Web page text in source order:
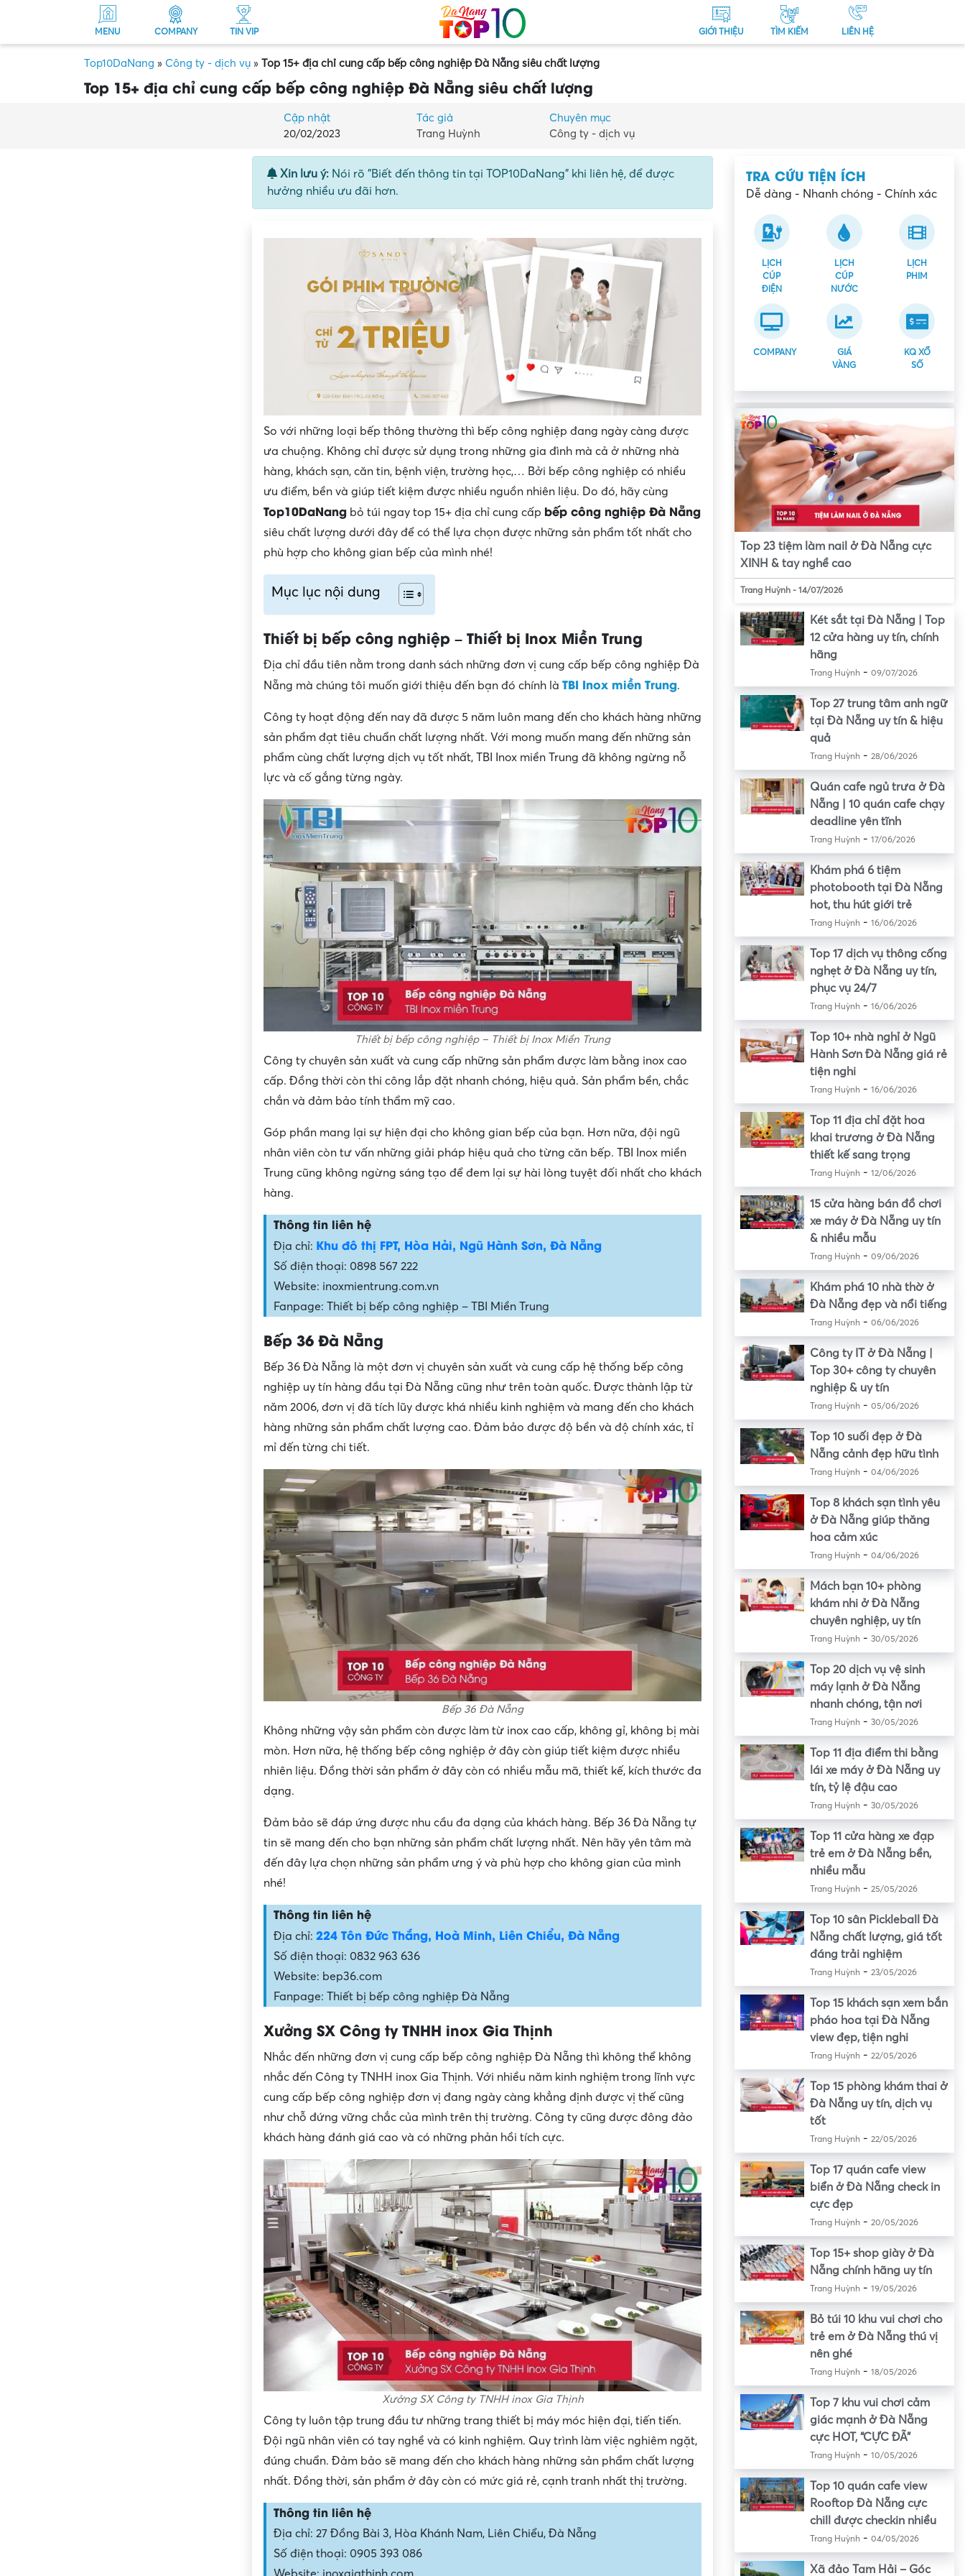
MENU COMPANY TIN VIP GIỚI THIỆU TÌM KIẾM LIÊN HỆ
Top10DaNang » Công ty - dịch vụ » Top 15+ địa chỉ cung cấp bếp công nghiệp Đà Nẵng siêu chất lượng
Top 15+ địa chỉ cung cấp bếp công nghiệp Đà Nẵng siêu chất lượng
Cập nhật
20/02/2023
Tác giả
Trang Huỳnh
Chuyên mục
Công ty - dịch vụ
Xin lưu ý: Nói rõ "Biết đến thông tin tại TOP10DaNang" khi liên hệ, để được
hưởng nhiều ưu đãi hơn.
So với những loại bếp thông thường thì bếp công nghiệp đang ngày càng được
ưa chuộng. Không chỉ được sử dụng trong những gia đình mà cả ở những nhà
hàng, khách sạn, căn tin, bệnh viện, trường học,… Bởi bếp công nghiệp có nhiều
ưu điểm, bền và giúp tiết kiệm được nhiều nguồn nhiên liệu. Do đó, hãy cùng
Top10DaNang bỏ túi ngay top 15+ địa chỉ cung cấp bếp công nghiệp Đà Nẵng
siêu chất lượng dưới đây để có thể lựa chọn được những sản phẩm tốt nhất cho
phù hợp cho không gian bếp của mình nhé!
Mục lục nội dung
Thiết bị bếp công nghiệp – Thiết bị Inox Miền Trung
Địa chỉ đầu tiên nằm trong danh sách những đơn vị cung cấp bếp công nghiệp Đà
Nẵng mà chúng tôi muốn giới thiệu đến bạn đó chính là TBI Inox miền Trung.
Công ty hoạt động đến nay đã được 5 năm luôn mang đến cho khách hàng những
sản phẩm đạt tiêu chuẩn chất lượng nhất. Với mong muốn mang đến những sản
phẩm cùng chất lượng dịch vụ tốt nhất, TBI Inox miền Trung đã không ngừng nỗ
lực và cố gắng từng ngày.
Thiết bị bếp công nghiệp – Thiết bị Inox Miền Trung
Công ty chuyên sản xuất và cung cấp những sản phẩm được làm bằng inox cao
cấp. Đồng thời còn thi công lắp đặt nhanh chóng, hiệu quả. Sản phẩm bền, chắc
chắn và đảm bảo tính thẩm mỹ cao.
Góp phần mang lại sự hiện đại cho không gian bếp của bạn. Hơn nữa, đội ngũ
nhân viên còn tư vấn những giải pháp hiệu quả cho từng căn bếp. TBI Inox miền
Trung cũng không ngừng sáng tạo để đem lại sự hài lòng tuyệt đối nhất cho khách
hàng.
Thông tin liên hệ
Địa chỉ: Khu đô thị FPT, Hòa Hải, Ngũ Hành Sơn, Đà Nẵng
Số điện thoại: 0898 567 222
Website: inoxmientrung.com.vn
Fanpage: Thiết bị bếp công nghiệp – TBI Miền Trung
Bếp 36 Đà Nẵng
Bếp 36 Đà Nẵng là một đơn vị chuyên sản xuất và cung cấp hệ thống bếp công
nghiệp uy tín hàng đầu tại Đà Nẵng cũng như trên toàn quốc. Được thành lập từ
năm 2006, đơn vị đã tích lũy được khá nhiều kinh nghiệm và mang đến cho khách
hàng những sản phẩm chất lượng cao. Đảm bảo được độ bền và độ chính xác, tỉ
mỉ đến từng chi tiết.
Bếp 36 Đà Nẵng
Không những vậy sản phẩm còn được làm từ inox cao cấp, không gỉ, không bị mài
mòn. Hơn nữa, hệ thống bếp công nghiệp ở đây còn giúp tiết kiệm được nhiều
nhiên liệu. Đồng thời sản phẩm ở đây còn có nhiều mẫu mã, thiết kế, kích thước đa
dạng.
Đảm bảo sẽ đáp ứng được nhu cầu đa dạng của khách hàng. Bếp 36 Đà Nẵng tự
tin sẽ mang đến cho bạn những sản phẩm chất lượng nhất. Nên hãy yên tâm mà
đến đây lựa chọn những sản phẩm ưng ý và phù hợp cho không gian của mình
nhé!
Thông tin liên hệ
Địa chỉ: 224 Tôn Đức Thắng, Hoà Minh, Liên Chiểu, Đà Nẵng
Số điện thoại: 0832 963 636
Website: bep36.com
Fanpage: Thiết bị bếp công nghiệp Đà Nẵng
Xưởng SX Công ty TNHH inox Gia Thịnh
Nhắc đến những đơn vị cung cấp bếp công nghiệp Đà Nẵng thì không thể không
nhắc đến Công ty TNHH inox Gia Thịnh. Với nhiều năm kinh nghiệm trong lĩnh vực
cung cấp bếp công nghiệp đơn vị đang ngày càng khẳng định được vị thế cũng
như chỗ đứng vững chắc của mình trên thị trường. Công ty cũng được đông đảo
khách hàng đánh giá cao và có những phản hồi tích cực.
Xưởng SX Công ty TNHH inox Gia Thịnh
Công ty luôn tập trung đầu tư những trang thiết bị máy móc hiện đại, tiến tiến.
Đội ngũ nhân viên có tay nghề và có kinh nghiệm. Quy trình làm việc nghiêm ngặt,
đúng chuẩn. Đảm bảo sẽ mang đến cho khách hàng những sản phẩm chất lượng
nhất. Đồng thời, sản phẩm ở đây còn có mức giá rẻ, cạnh tranh nhất thị trường.
Thông tin liên hệ
Địa chỉ: 27 Đồng Bài 3, Hòa Khánh Nam, Liên Chiểu, Đà Nẵng
Số điện thoại: 0905 393 086
TRA CỨU TIỆN ÍCH
Dễ dàng - Nhanh chóng - Chính xác
LỊCH
CÚP
ĐIỆN
LỊCH
CÚP
NƯỚC
LỊCH
PHIM
COMPANY
GIÁ
VÀNG
KQ XỔ
SỐ
Top 23 tiệm làm nail ở Đà Nẵng cực
XINH & tay nghề cao
Trang Huỳnh - 14/07/2026
Két sắt tại Đà Nẵng | Top
12 cửa hàng uy tín, chính
hãng
Trang Huỳnh- 09/07/2026
Top 27 trung tâm anh ngữ
tại Đà Nẵng uy tín & hiệu
quả
Trang Huỳnh- 28/06/2026
Quán cafe ngủ trưa ở Đà
Nẵng | 10 quán cafe chạy
deadline yên tĩnh
Trang Huỳnh- 17/06/2026
Khám phá 6 tiệm
photobooth tại Đà Nẵng
hot, thu hút giới trẻ
Trang Huỳnh- 16/06/2026
Top 17 dịch vụ thông cống
nghẹt ở Đà Nẵng uy tín,
phục vụ 24/7
Trang Huỳnh- 16/06/2026
Top 10+ nhà nghỉ ở Ngũ
Hành Sơn Đà Nẵng giá rẻ
tiện nghi
Trang Huỳnh- 16/06/2026
Top 11 địa chỉ đặt hoa
khai trương ở Đà Nẵng
thiết kế sang trọng
Trang Huỳnh- 12/06/2026
15 cửa hàng bán đồ chơi
xe máy ở Đà Nẵng uy tín
& nhiều mẫu
Trang Huỳnh- 09/06/2026
Khám phá 10 nhà thờ ở
Đà Nẵng đẹp và nổi tiếng
Trang Huỳnh- 06/06/2026
Công ty IT ở Đà Nẵng |
Top 30+ công ty chuyên
nghiệp & uy tín
Trang Huỳnh- 05/06/2026
Top 10 suối đẹp ở Đà
Nẵng cảnh đẹp hữu tình
Trang Huỳnh- 04/06/2026
Top 8 khách sạn tình yêu
ở Đà Nẵng giúp thăng
hoa cảm xúc
Trang Huỳnh- 04/06/2026
Mách bạn 10+ phòng
khám nhi ở Đà Nẵng
chuyên nghiệp, uy tín
Trang Huỳnh- 30/05/2026
Top 20 dịch vụ vệ sinh
máy lạnh ở Đà Nẵng
nhanh chóng, tận nơi
Trang Huỳnh- 30/05/2026
Top 11 địa điểm thi bằng
lái xe máy ở Đà Nẵng uy
tín, tỷ lệ đậu cao
Trang Huỳnh- 30/05/2026
Top 11 cửa hàng xe đạp
trẻ em ở Đà Nẵng bền,
nhiều mẫu
Trang Huỳnh- 25/05/2026
Top 10 sân Pickleball Đà
Nẵng chất lượng, giá tốt
đáng trải nghiệm
Trang Huỳnh- 23/05/2026
Top 15 khách sạn xem bắn
pháo hoa tại Đà Nẵng
view đẹp, tiện nghi
Trang Huỳnh- 22/05/2026
Top 15 phòng khám thai ở
Đà Nẵng uy tín, dịch vụ
tốt
Trang Huỳnh- 22/05/2026
Top 17 quán cafe view
biển ở Đà Nẵng check in
cực đẹp
Trang Huỳnh- 20/05/2026
Top 15+ shop giày ở Đà
Nẵng chính hãng uy tín
Trang Huỳnh- 19/05/2026
Bỏ túi 10 khu vui chơi cho
trẻ em ở Đà Nẵng thú vị
nên ghé
Trang Huỳnh- 18/05/2026
Top 7 khu vui chơi cảm
giác mạnh ở Đà Nẵng
cực HOT, “CỰC ĐÃ”
Trang Huỳnh- 10/05/2026
Top 10 quán cafe view
Rooftop Đà Nẵng cực
chill được checkin nhiều
Trang Huỳnh- 04/05/2026
Xã đảo Tam Hải – Góc